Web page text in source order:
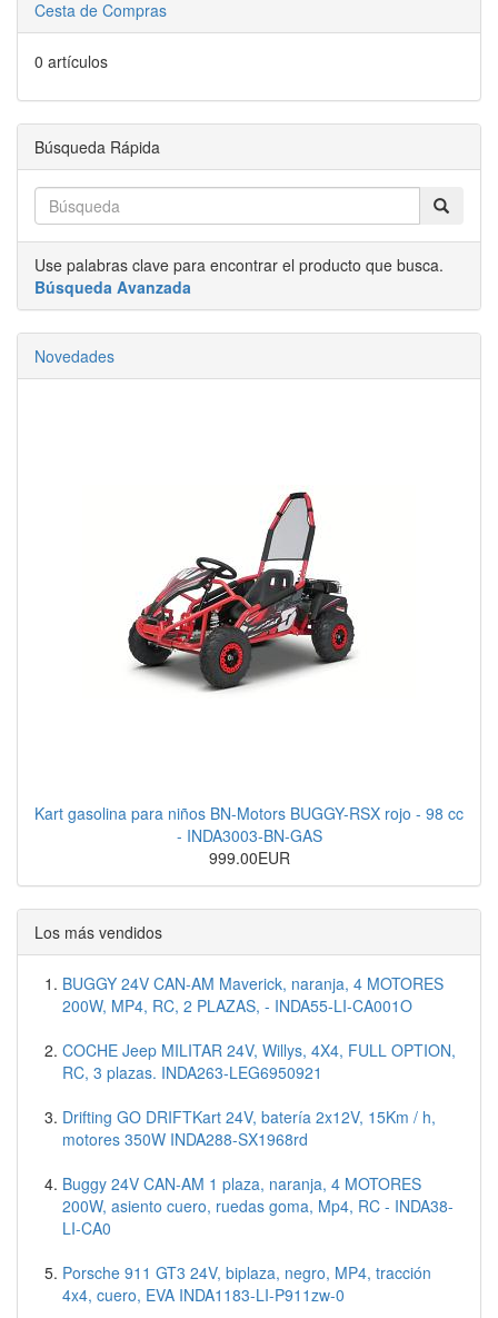
Cesta de Compras
0 artículos
Búsqueda Rápida
Use palabras clave para encontrar el producto que busca.
Búsqueda Avanzada
Novedades
Kart gasolina para niños BN-Motors BUGGY-RSX rojo - 98 cc
- INDA3003-BN-GAS
999.00EUR
Los más vendidos
BUGGY 24V CAN-AM Maverick, naranja, 4 MOTORES
200W, MP4, RC, 2 PLAZAS, - INDA55-LI-CA001O
COCHE Jeep MILITAR 24V, Willys, 4X4, FULL OPTION,
RC, 3 plazas. INDA263-LEG6950921
Drifting GO DRIFTKart 24V, batería 2x12V, 15Km / h,
motores 350W INDA288-SX1968rd
Buggy 24V CAN-AM 1 plaza, naranja, 4 MOTORES
200W, asiento cuero, ruedas goma, Mp4, RC - INDA38-
LI-CA0
Porsche 911 GT3 24V, biplaza, negro, MP4, tracción
4x4, cuero, EVA INDA1183-LI-P911zw-0